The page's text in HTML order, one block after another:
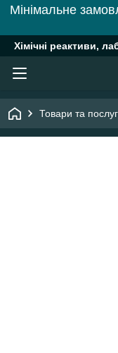
Мінімальне
Хімічні реактиви,
Товари та